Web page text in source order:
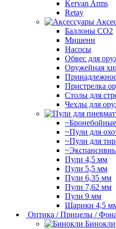
Kervan Arms
Retay
Баллоны СО2
Мишени
Насосы
Обвес для
Оружейная
Пристрелка
Столы для
Чехлы для
~Пули для
~Пули для
Пули 4,5 мм
Пули 5,5 мм
Пули 6,35 мм
Пули 7,62 мм
Пули 9 мм
Шарики 4,5
Оптика / Прицелы /
Бинокли